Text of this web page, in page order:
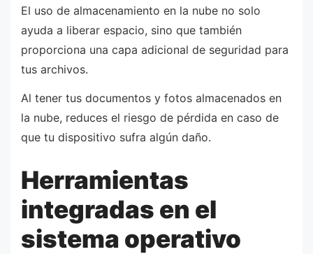
El uso de almacenamiento en la nube no solo
ayuda a liberar espacio, sino que también
proporciona una capa adicional de seguridad para
tus archivos.
Al tener tus documentos y fotos almacenados en
la nube, reduces el riesgo de pérdida en caso de
que tu dispositivo sufra algún daño.
Herramientas
integradas en el
sistema operativo